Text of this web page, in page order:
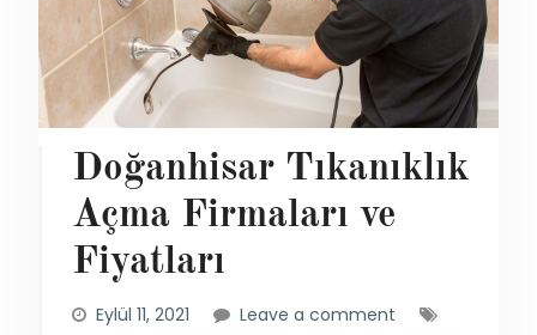
Doğanhisar Tıkanıklık
Açma Firmaları ve
Fiyatları
Eylül 11, 2021
Leave a comment